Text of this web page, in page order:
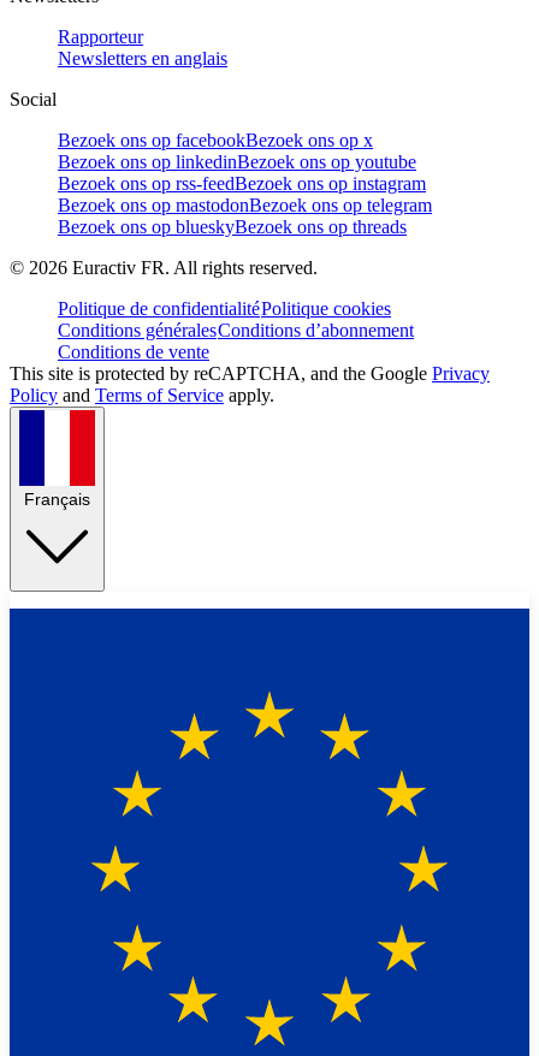
Rapporteur
Newsletters en anglais
Social
Bezoek ons op facebookBezoek ons op x
Bezoek ons op linkedinBezoek ons op youtube
Bezoek ons op rss-feedBezoek ons op instagram
Bezoek ons op mastodonBezoek ons op telegram
Bezoek ons op blueskyBezoek ons op threads
© 2026 Euractiv FR. All rights reserved.
Politique de confidentialitéPolitique cookies
Conditions généralesConditions d’abonnement
Conditions de vente
This site is protected by reCAPTCHA, and the Google Privacy
Policy and Terms of Service apply.
Français